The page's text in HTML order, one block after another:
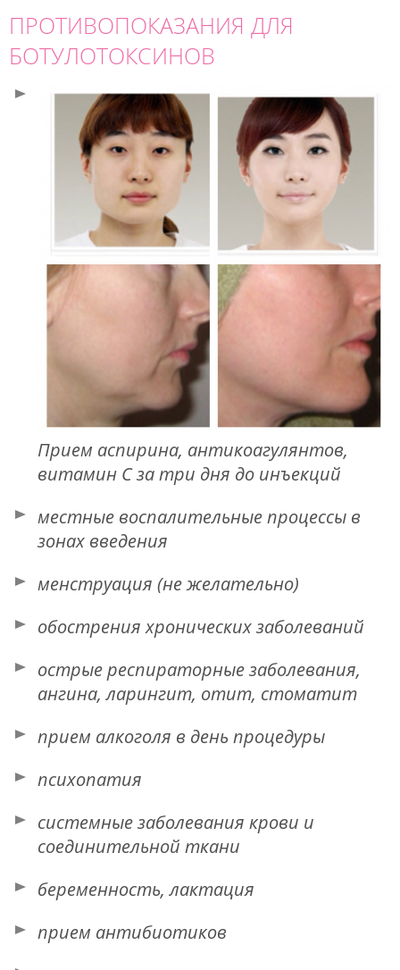
ПРОТИВОПОКАЗАНИЯ ДЛЯ
БОТУЛОТОКСИНОВ
Прием аспирина, антикоагулянтов,
витамин С за три дня до инъекций
местные воспалительные процессы в
зонах введения
менструация (не желательно)
обострения хронических заболеваний
острые респираторные заболевания,
ангина, ларингит, отит, стоматит
прием алкоголя в день процедуры
психопатия
системные заболевания крови и
соединительной ткани
беременность, лактация
прием антибиотиков